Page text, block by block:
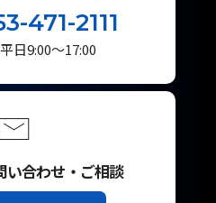
471-2111
日9:00～17:00
い合わせ・ご相談